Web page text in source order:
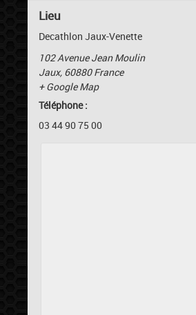
Lieu
Decathlon Jaux-Venette
102 Avenue Jean Moulin
Jaux, 60880 France
+ Google Map
Téléphone :
03 44 90 75 00